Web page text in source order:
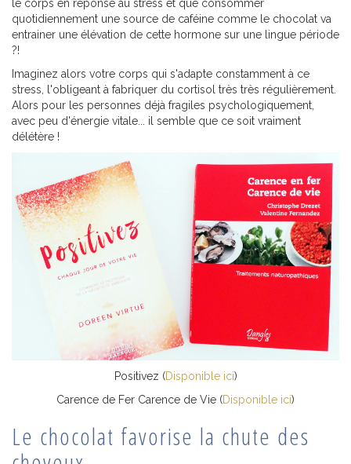
le corps en réponse au stress et que consommer
quotidiennement une source de caféine comme le chocolat va
entrainer une élévation de cette hormone sur une lingue période
?!
Imaginez alors votre corps qui s'adapte constamment à ce
stress, l'obligeant à fabriquer du cortisol très très régulièrement.
Alors pour les personnes déjà fragiles psychologiquement,
avec peu d'énergie vitale... il semble que ce soit vraiment
délétère !
Positivez (Disponible ici)
Carence de Fer Carence de Vie (Disponible ici)
Le chocolat favorise la chute des